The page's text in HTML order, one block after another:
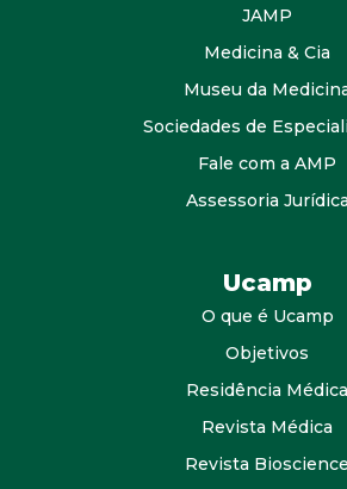
JAMP
Medicina & Cia
Museu da
Sociedades de
Fale com a AMP
Assessoria Jurídica
Ucamp
O que é Ucamp
Objetivos
Residência Médica
Revista Médica
Revista Bioscience